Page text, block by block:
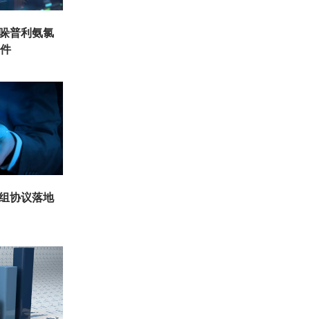
普利氨氯
协议落地